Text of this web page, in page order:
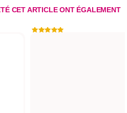
CET ARTICLE ONT ÉGALEMENT